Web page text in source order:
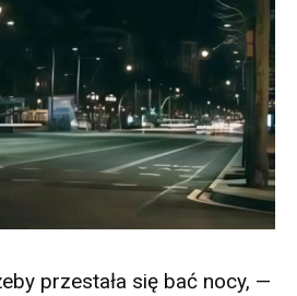
przestała się bać nocy, —